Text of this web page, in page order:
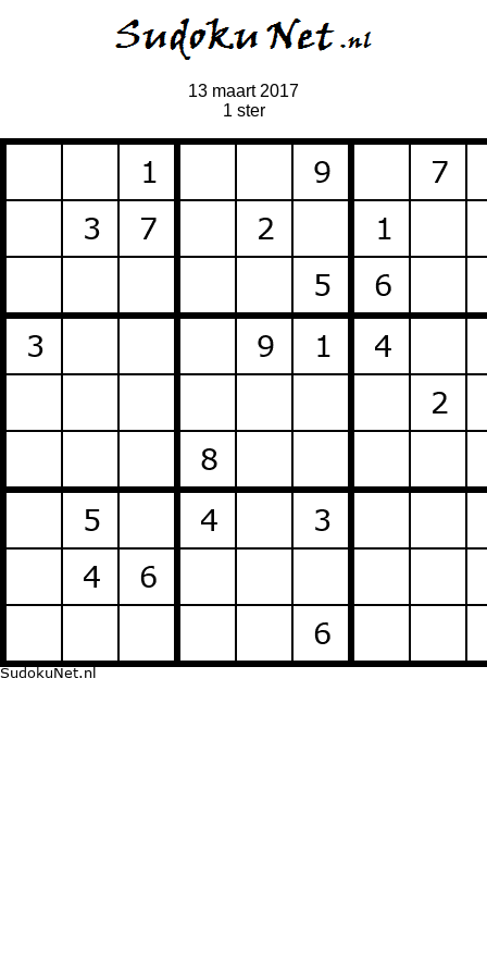
13 maart 2017
1 ster